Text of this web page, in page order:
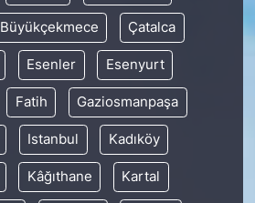
Büyükçekmece Çatalca
Esenler Esenyurt
Fatih Gaziosmanpaşa
Istanbul Kadıköy
Kâğıthane Kartal